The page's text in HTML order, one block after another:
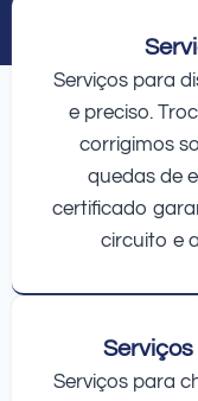
Serviços para
e preciso.
corrigimos
quedas de
certificado
circuito e
Serviços para